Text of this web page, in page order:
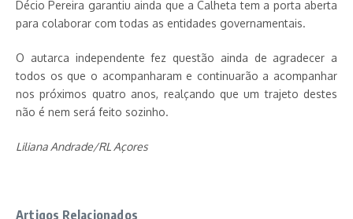
Décio Pereira garantiu ainda que a Calheta tem a porta aberta
para colaborar com todas as entidades governamentais.
O autarca independente fez questão ainda de agradecer a
todos os que o acompanharam e continuarão a acompanhar
nos próximos quatro anos, realçando que um trajeto destes
não é nem será feito sozinho.
Liliana Andrade/RL Açores
Artigos Relacionados